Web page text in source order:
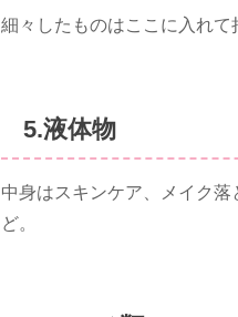
細々したものはここに入れて
5.液体物
中身はスキンケア、メイク
ど。